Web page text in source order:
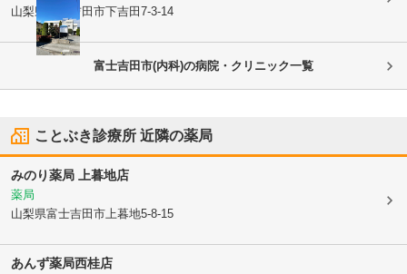
山梨県富士吉田市下吉田7-3-14
富士吉田市(内科)の病院・クリニック一覧
ことぶき診療所 近隣の薬局
みのり薬局 上暮地店
薬局
山梨県富士吉田市 上暮地5-8-15
あんず薬局西桂店